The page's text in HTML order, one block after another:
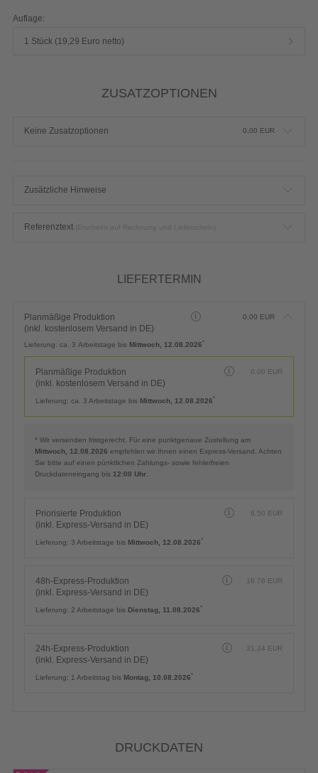
Auflage:
1 Stück (19,29 Euro netto)
ZUSATZOPTIONEN
Keine Zusatzoptionen 0,00 EUR
Zusätzliche Hinweise
Referenztext
LIEFERTERMIN
Planmäßige Produktion
(inkl. kostenlosem Versand in DE)
0,00 EUR
Lieferung: ca. 3 Arbeitstage bis Mittwoch, 12.08.2026*
Planmäßige Produktion
(inkl. kostenlosem Versand in DE)
0,00 EUR
Lieferung: ca. 3 Arbeitstage bis Mittwoch, 12.08.2026*
* Wir versenden fristgerecht. Für eine punktgenaue Zustellung am
Mittwoch, 12.08.2026 empfehlen wir Ihnen einen Express-Versand. Achten
Sie bitte auf einen pünktlichen Zahlungs- sowie fehlerfreien
Druckdateneingang bis 12:00 Uhr
Priorisierte Produktion
(inkl. Express-Versand in DE)
6,50 EUR
Lieferung: 3 Arbeitstage bis Mittwoch, 12.08.2026*
48h-Express-Produktion
(inkl. Express-Versand in DE)
18,76 EUR
Lieferung: 2 Arbeitstage bis Dienstag, 11.08.2026*
24h-Express-Produktion
(inkl. Express-Versand in DE)
31,24 EUR
Lieferung: 1 Arbeitstag bis Montag, 10.08.2026*
DRUCKDATEN